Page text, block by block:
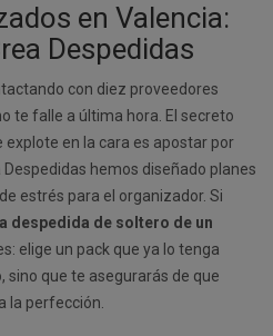
en Valencia:
Despedidas
con diez proveedores
te falle a última hora. El secreto
en la cara es apostar por
hemos diseñado planes
estrés para el organizador. Si
despedida de soltero de un
elige un pack que ya lo tenga
sino que te asegurarás de que
la perfección.